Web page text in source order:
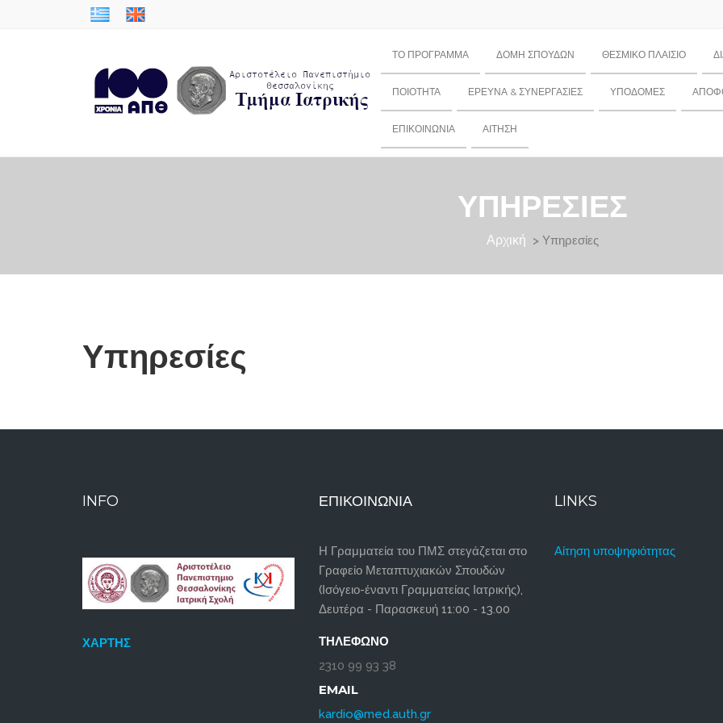
ΤΟ ΠΡΌΓΡΑΜΜΑ ΔΟΜΉ ΣΠΟΥΔΏΝ ΘΕΣΜΙΚΌ ΠΛΑΊΣΙΟ
ΠΟΙΌΤΗΤΑ ΈΡΕΥΝΑ & ΣΥΝΕΡΓΑΣΊΕΣ ΥΠΟΔΟΜΈΣ
ΕΠΙΚΟΙΝΩΝΊΑ ΑΊΤΗΣΗ
ΥΠΗΡΕΣΊΕΣ
Αρχική > Υπηρεσίες
Υπηρεσίες
INFO
ΧΆΡΤΗΣ
ΕΠΙΚΟΙΝΩΝΊΑ
Η Γραμματεία του ΠΜΣ στεγάζεται στο
Γραφείο Μεταπτυχιακών Σπουδών
(Ισόγειο-έναντι Γραμματείας Ιατρικής),
Δευτέρα - Παρασκευή 11:00 - 13.00
ΤΗΛΈΦΩΝΟ
2310 99 93 38
EMAIL
kardio@med.auth.gr
LINKS
Αίτηση υποψηφιότητας